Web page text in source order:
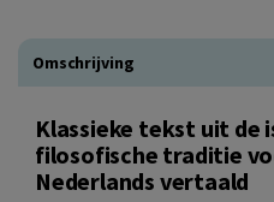
Omschrijving
Klassieke tekst uit de
filosofische traditie
Nederlands vertaald